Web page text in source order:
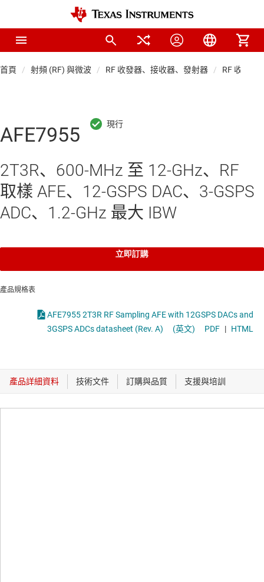
首頁 射頻 (RF) 與微波 RF 收發器、接收器、發射器 RF 收發器
AFE7955
2T3R、600-MHz 至 12-GHz、RF
取樣 AFE、12-GSPS DAC、3-GSPS
ADC、1.2-GHz 最大 IBW
立即訂購
產品規格表
AFE7955 2T3R RF Sampling AFE with 12GSPS DACs and
3GSPS ADCs datasheet (Rev. A)
(英文) PDF | HTML